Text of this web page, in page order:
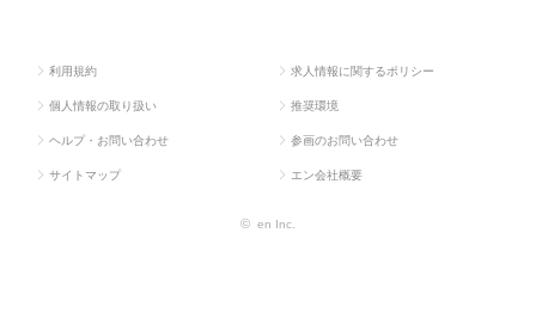
利用規約 求人情報に関するポリシー
個人情報の取り扱い 推奨環境
ヘルプ・お問い合わせ 参画のお問い合わせ
サイトマップ エン会社概要
© en Inc.